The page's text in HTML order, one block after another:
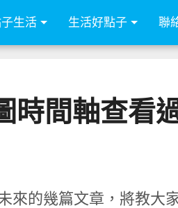
生活 生活好點子 聯
時間軸查看
來的幾篇文章，將教大